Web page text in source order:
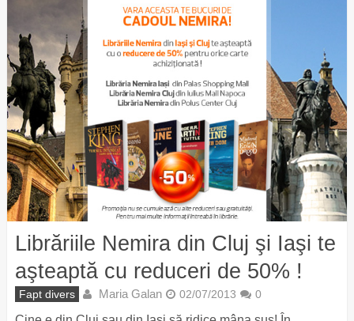
Librăriile Nemira din Cluj şi Iaşi te
aşteaptă cu reduceri de 50% !
Fapt divers Maria Galan 02/07/2013 0